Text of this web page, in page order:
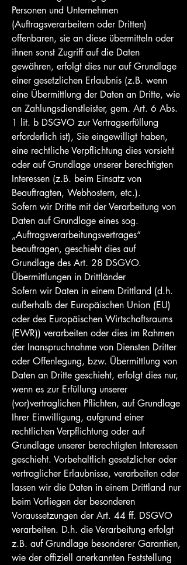
Personen und Unternehmen
(Auftragsverarbeitern oder Dritten)
offenbaren, sie an diese übermitteln oder
ihnen sonst Zugriff auf die Daten
gewähren, erfolgt dies nur auf Grundlage
einer gesetzlichen Erlaubnis (z.B. wenn
eine Übermittlung der Daten an Dritte, wie
an Zahlungsdienstleister, gem. Art. 6 Abs.
1 lit. b DSGVO zur Vertragserfüllung
erforderlich ist), Sie eingewilligt haben,
eine rechtliche Verpflichtung dies vorsieht
oder auf Grundlage unserer berechtigten
Interessen (z.B. beim Einsatz von
Beauftragten, Webhostern, etc.).
Sofern wir Dritte mit der Verarbeitung von
Daten auf Grundlage eines sog.
„Auftragsverarbeitungsvertrages“
beauftragen, geschieht dies auf
Grundlage des Art. 28 DSGVO.
Übermittlungen in Drittländer
Sofern wir Daten in einem Drittland (d.h.
außerhalb der Europäischen Union (EU)
oder des Europäischen Wirtschaftsraums
(EWR)) verarbeiten oder dies im Rahmen
der Inanspruchnahme von Diensten Dritter
oder Offenlegung, bzw. Übermittlung von
Daten an Dritte geschieht, erfolgt dies nur,
wenn es zur Erfüllung unserer
(vor)vertraglichen Pflichten, auf Grundlage
Ihrer Einwilligung, aufgrund einer
rechtlichen Verpflichtung oder auf
Grundlage unserer berechtigten Interessen
geschieht. Vorbehaltlich gesetzlicher oder
vertraglicher Erlaubnisse, verarbeiten oder
lassen wir die Daten in einem Drittland nur
beim Vorliegen der besonderen
Voraussetzungen der Art. 44 ff. DSGVO
verarbeiten. D.h. die Verarbeitung erfolgt
z.B. auf Grundlage besonderer Garantien,
wie der offiziell anerkannten Feststellung